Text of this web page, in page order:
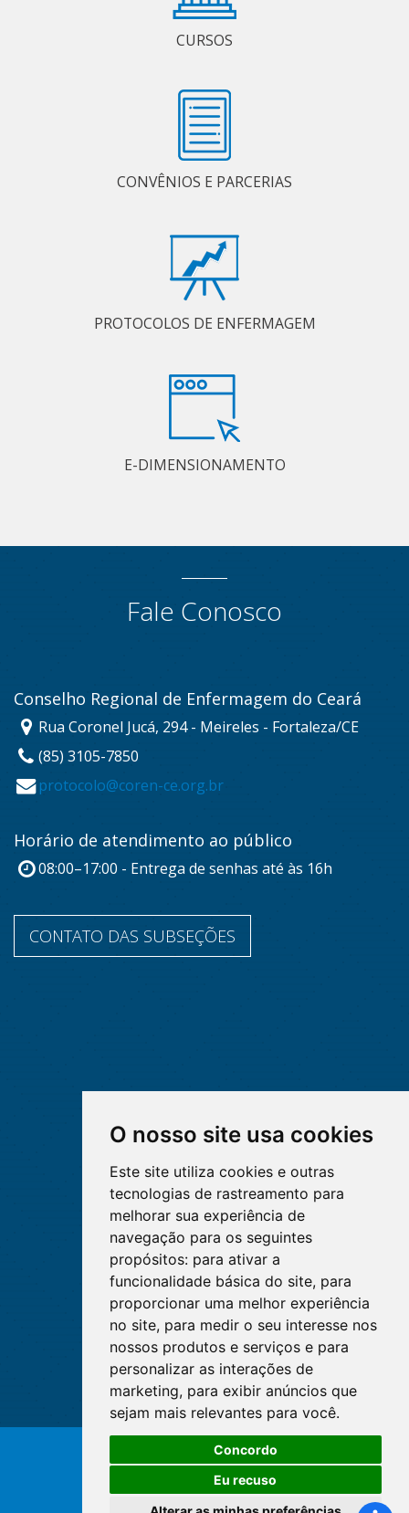
O nosso site usa cookies
Este site utiliza cookies e outras
tecnologias de rastreamento para
melhorar sua experiência de
navegação para os seguintes
propósitos: para ativar a
funcionalidade básica do site, para
proporcionar uma melhor experiência
no site, para medir o seu interesse nos
nossos produtos e serviços e para
personalizar as interações de
marketing, para exibir anúncios que
sejam mais relevantes para você.
Concordo
Eu recuso
CURSOS
CONVÊNIOS E PARCERIAS
PROTOCOLOS DE ENFERMAGEM
E-DIMENSIONAMENTO
Fale Conosco
Conselho Regional de Enfermagem do Ceará
Rua Coronel Jucá, 294 - Meireles - Fortaleza/CE
(85) 3105-7850
protocolo@coren-ce.org.br
Horário de atendimento ao público
08:00–17:00 - Entrega de senhas até às 16h
CONTATO DAS SUBSEÇÕES
© Copyright 2026 - Cofen/CORENs